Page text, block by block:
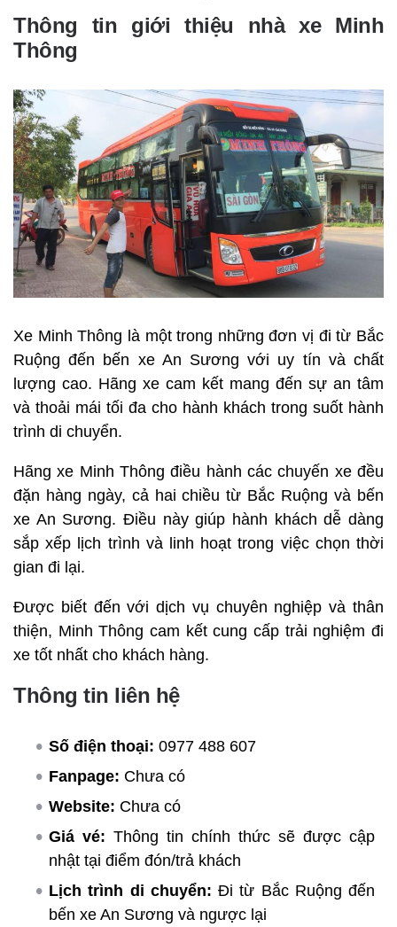
Thông tin giới thiệu nhà xe Minh
Thông
Xe Minh Thông là một trong những đơn vị đi từ Bắc
Ruộng đến bến xe An Sương với uy tín và chất
lượng cao. Hãng xe cam kết mang đến sự an tâm
và thoải mái tối đa cho hành khách trong suốt hành
trình di chuyển.
Hãng xe Minh Thông điều hành các chuyến xe đều
đặn hàng ngày, cả hai chiều từ Bắc Ruộng và bến
xe An Sương. Điều này giúp hành khách dễ dàng
sắp xếp lịch trình và linh hoạt trong việc chọn thời
gian đi lại.
Được biết đến với dịch vụ chuyên nghiệp và thân
thiện, Minh Thông cam kết cung cấp trải nghiệm đi
xe tốt nhất cho khách hàng.
Thông tin liên hệ
Số điện thoại: 0977 488 607
Fanpage: Chưa có
Website: Chưa có
Giá vé: Thông tin chính thức sẽ được cập
nhật tại điểm đón/trả khách
Lịch trình di chuyển: Đi từ Bắc Ruộng đến
bến xe An Sương và ngược lại